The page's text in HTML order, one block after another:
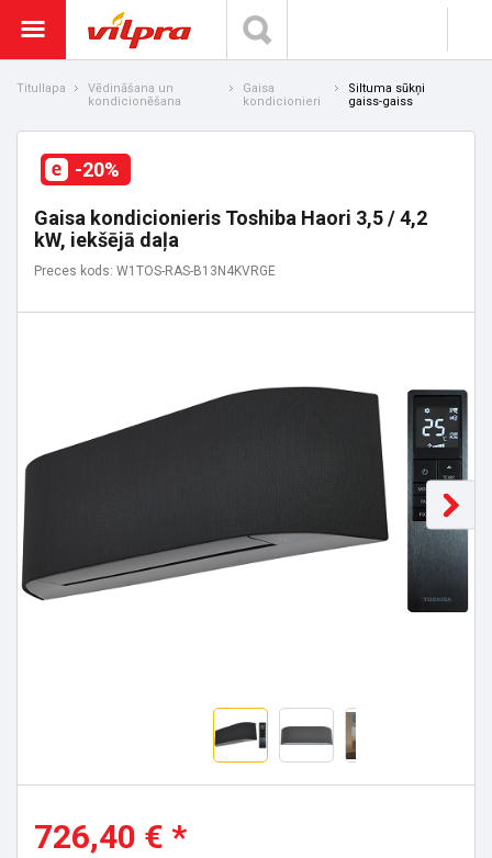
Titullapa
Vēdināšana un
kondicionēšana
Gaisa
kondicionieri
Siltuma sūkņi
gaiss-gaiss
-20%
Gaisa kondicionieris Toshiba Haori 3,5 / 4,2
kW, iekšējā daļa
Preces kods: W1TOS-RAS-B13N4KVRGE
726,40 € *